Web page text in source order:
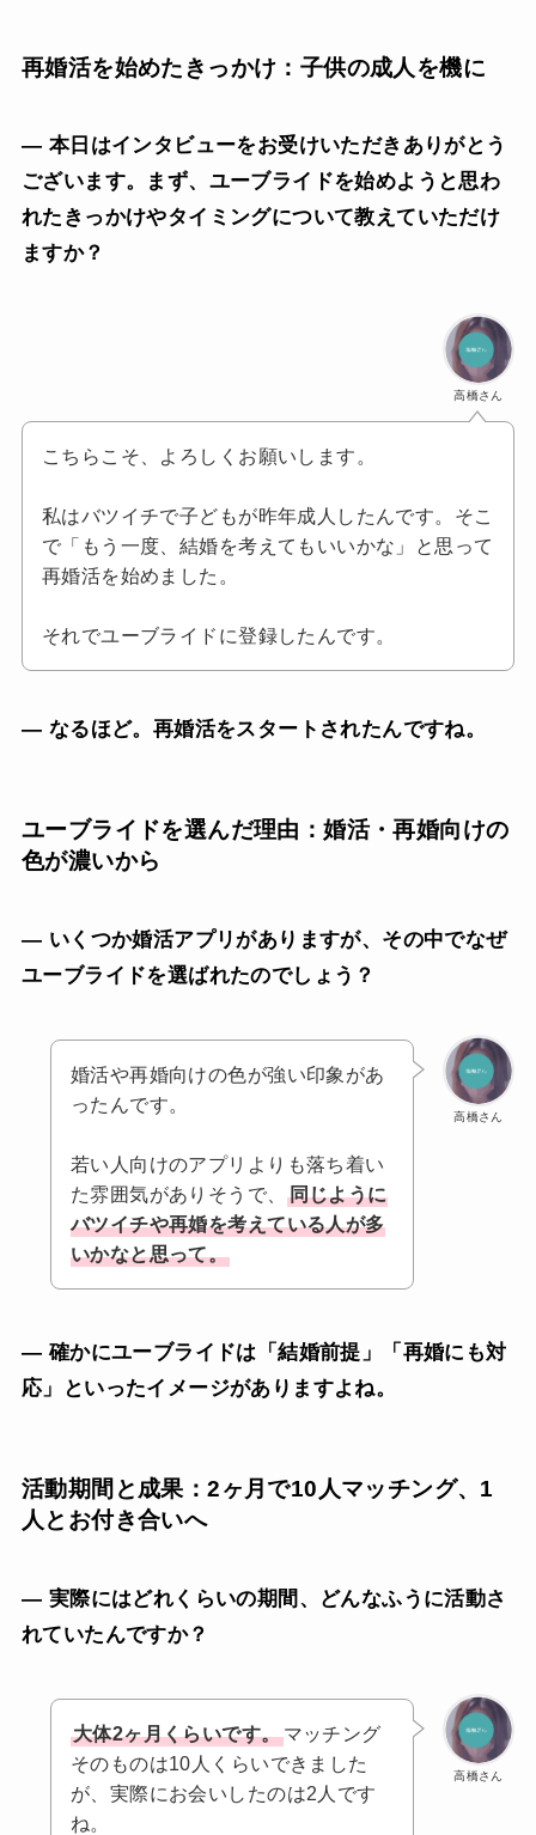
再婚活を始めたきっかけ：子供の成人を機に
— 本日はインタビューをお受けいただきありがとう
ございます。まず、ユーブライドを始めようと思わ
れたきっかけやタイミングについて教えていただけ
ますか？
高橋さん
こちらこそ、よろしくお願いします。
私はバツイチで子どもが昨年成人したんです。そこ
で「もう一度、結婚を考えてもいいかな」と思って
再婚活を始めました。
それでユーブライドに登録したんです。
— なるほど。再婚活をスタートされたんですね。
ユーブライドを選んだ理由：婚活・再婚向けの
色が濃いから
— いくつか婚活アプリがありますが、その中でなぜ
ユーブライドを選ばれたのでしょう？
高橋さん
婚活や再婚向けの色が強い印象があ
ったんです。
若い人向けのアプリよりも落ち着い
た雰囲気がありそうで、
同じように
バツイチや再婚を考えている人が多
いかなと思って。
— 確かにユーブライドは「結婚前提」「再婚にも対
応」といったイメージがありますよね。
活動期間と成果：2ヶ月で10人マッチング、1
人とお付き合いへ
— 実際にはどれくらいの期間、どんなふうに活動さ
れていたんですか？
高橋さん
大体2ヶ月くらいです。マッチング
そのものは10人くらいできました
が、実際にお会いしたのは2人です
ね。